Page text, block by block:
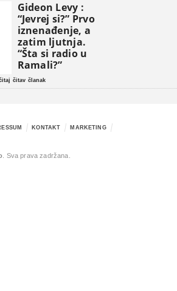
Gideon Levy :
“Jevrej si?” Prvo
iznenađenje, a
zatim ljutnja.
“Šta si radio u
Ramali?”
čitav članak
KONTAKT
MARKETING
. Sva prava zadržana.